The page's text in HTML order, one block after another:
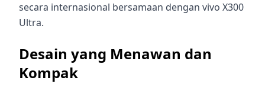
secara internasional bersamaan dengan vivo X300
Ultra.
Desain yang Menawan dan
Kompak